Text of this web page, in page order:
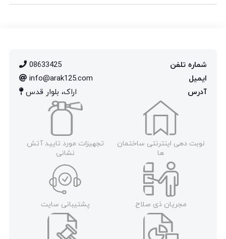
شماره تلفن
08633425
ایمیل
info@arak125.com
آدرس
اراک، بلوار قدس
نوبت دهی اینترنتی ساختمان
ها
تجهیزات مورد تایید آتش
نشانی
مجریان ذی صلاح پشتیبانی سایت